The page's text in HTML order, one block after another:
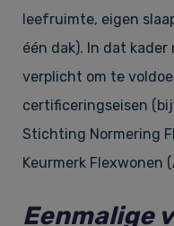
leefruimte, eigen
één dak). In dat
verplicht om te
certificeringseisen
Stichting Normering
Keurmerk Flexwonen
Eenmalige